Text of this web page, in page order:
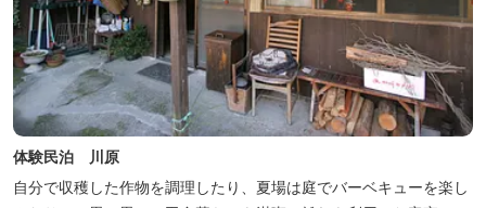
体験民泊 川原
自分で収穫した作物を調理したり、夏場は庭でバーベキューを楽し